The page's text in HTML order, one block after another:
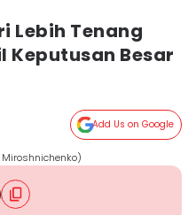
Lebih Tenang
Keputusan Besar
Add Us on Google